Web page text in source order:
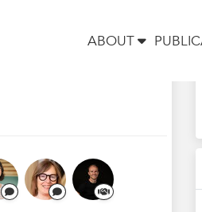
ABOUT